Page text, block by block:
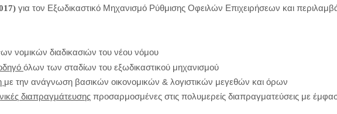
για τον Εξωδικαστικό Μηχανισμό Ρύθμισης Οφειλών Επιχειρήσεων και
ων νομικών διαδικασιών του νέου νόμου
όλων των σταδίων του εξωδικαστικού μηχανισμού
με την ανάγνωση βασικών οικονομικών & λογιστικών μεγεθών και όρων
διαπραγμάτευσης προσαρμοσμένες στις πολυμερείς διαπραγματεύσεις με